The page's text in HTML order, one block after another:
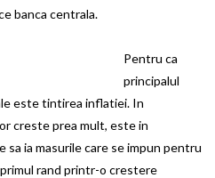
banca centrala.
Pentru ca
principalul
este tintirea inflatiei. In
creste prea mult, este in
sa ia masurile care se impun pentru
rand printr-o crestere